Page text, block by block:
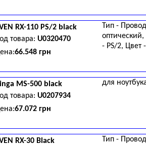
RX-110 PS/2 black
товара: U0320470
66.548 грн
Тип -
- PS/2, Цвет
MS-500 black
товара: U0207934
67.072 грн
для
RX-30 Black Тип -